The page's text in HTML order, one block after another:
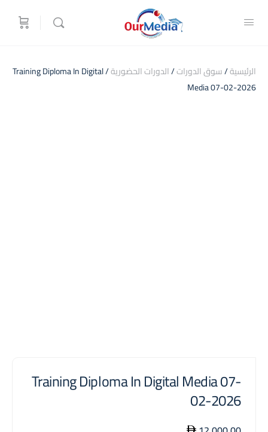
الرئيسية/سوق الدورات/الدورات الحضورية / Training Diploma In Digital
Media 07-02-2026
Training Diploma In Digital Media 07-
02-2026